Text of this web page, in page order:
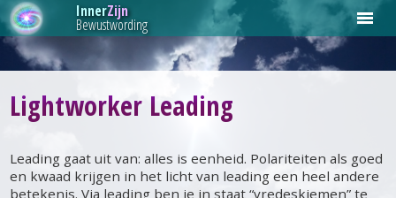
InnerZijn
Bewustwording
Main
menu
PRAKTIJK INNERZIJN IS PER 1 AUGUSTUS IN VERBAND MET
DE TOEKOMST ZAL DE PRAKTIJK OP EEN ANDERE MANIER
JAREN. WARME GROET, LILIANA.
Massages
Lightworker Leading
Leading gaat uit van: alles is eenheid. Polariteiten als goed
en kwaad krijgen in het licht van leading een heel andere
betekenis. Via leading ben je in staat “vredeskiemen” te